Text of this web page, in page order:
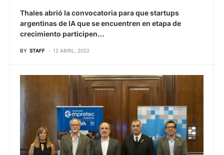
Thales abrió la convocatoria para que startups
argentinas de IA que se encuentren en etapa de
crecimiento participen…
BY STAFF 12 ABRIL, 2022